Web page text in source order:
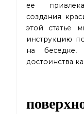
ее
создания
этой статье
инструкцию
на
достоинства